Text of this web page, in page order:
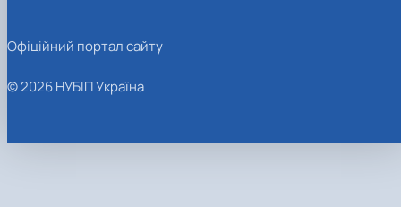
Офіційний портал сайту
© 2026 НУБІП Україна